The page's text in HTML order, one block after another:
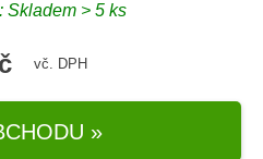
Skladem > 5 ks
vč. DPH
»